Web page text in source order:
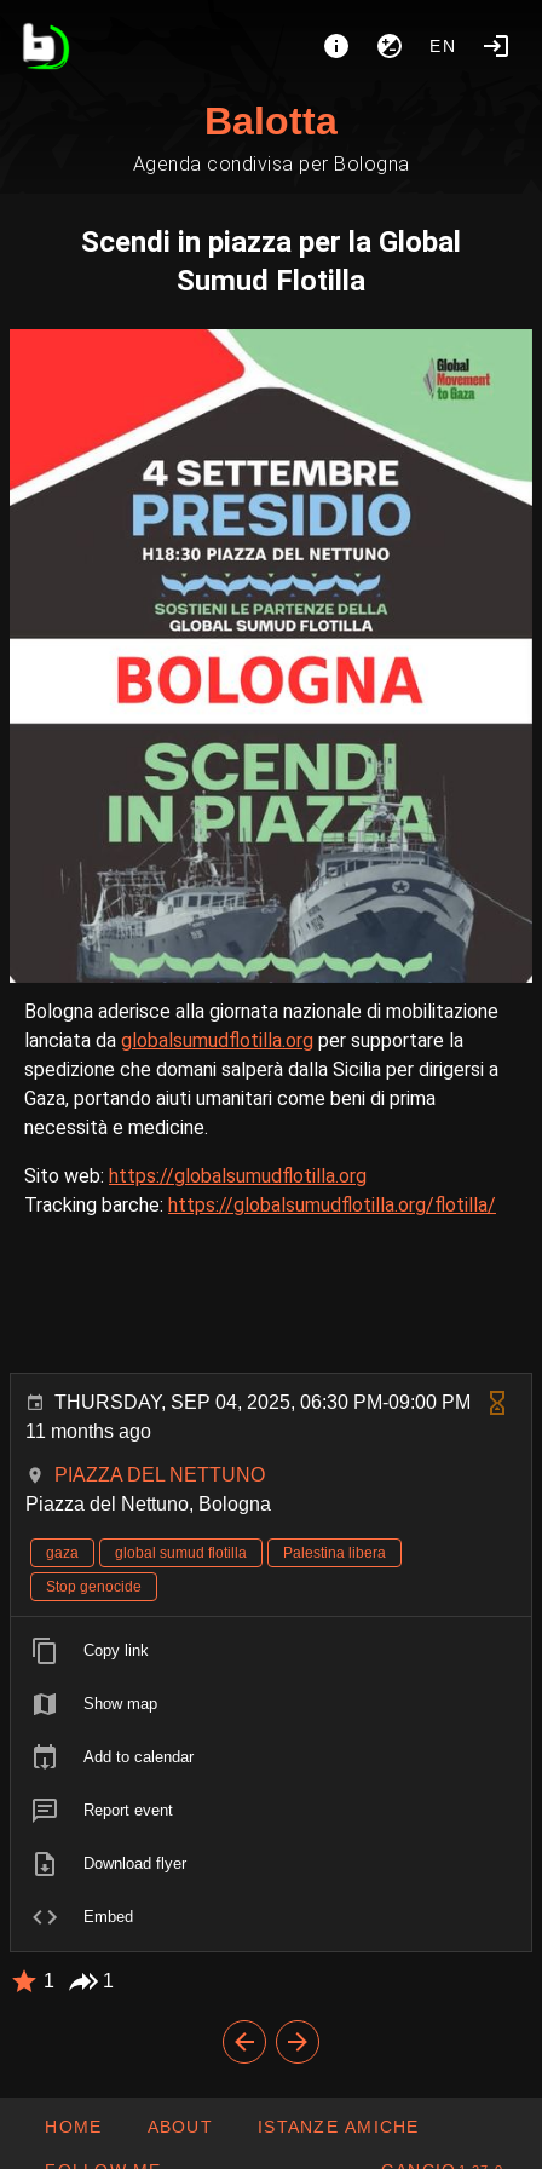
EN
Balotta
Agenda condivisa per Bologna
Scendi in piazza per la Global
Sumud Flotilla
Bologna aderisce alla giornata nazionale di mobilitazione
lanciata da globalsumudflotilla.org per supportare la
spedizione che domani salperà dalla Sicilia per dirigersi a
Gaza, portando aiuti umanitari come beni di prima
necessità e medicine.
Sito web: https://globalsumudflotilla.org
Tracking barche: https://globalsumudflotilla.org/flotilla/
THURSDAY, SEP 04, 2025, 06:30 PM-09:00 PM
11 months ago
PIAZZA DEL NETTUNO
Piazza del Nettuno, Bologna
gaza global sumud flotilla
Palestina libera
Stop genocide
Copy link
Show map
Add to calendar
Report event
Download flyer
Embed
1 1
HOME ABOUT ISTANZE AMICHE